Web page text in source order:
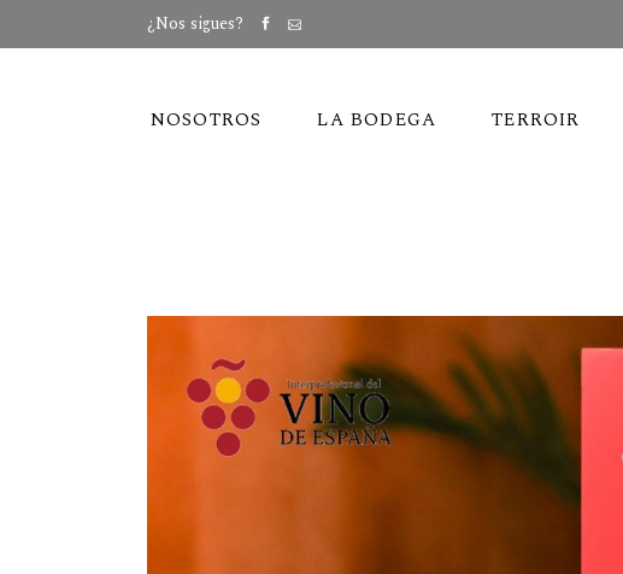
¿Nos sigues?
NOSOTROS LA BODEGA TERROIR